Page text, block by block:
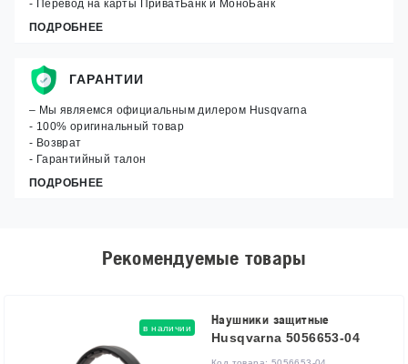
- Перевод на карты ПриватБанк и МоноБанк
ПОДРОБНЕЕ
ГАРАНТИИ
– Мы являемся официальным дилером Husqvarna
- 100% оригинальный товар
- Возврат
- Гарантийный талон
ПОДРОБНЕЕ
Рекомендуемые товары
в наличии
Наушники защитные
Husqvarna 5056653-04